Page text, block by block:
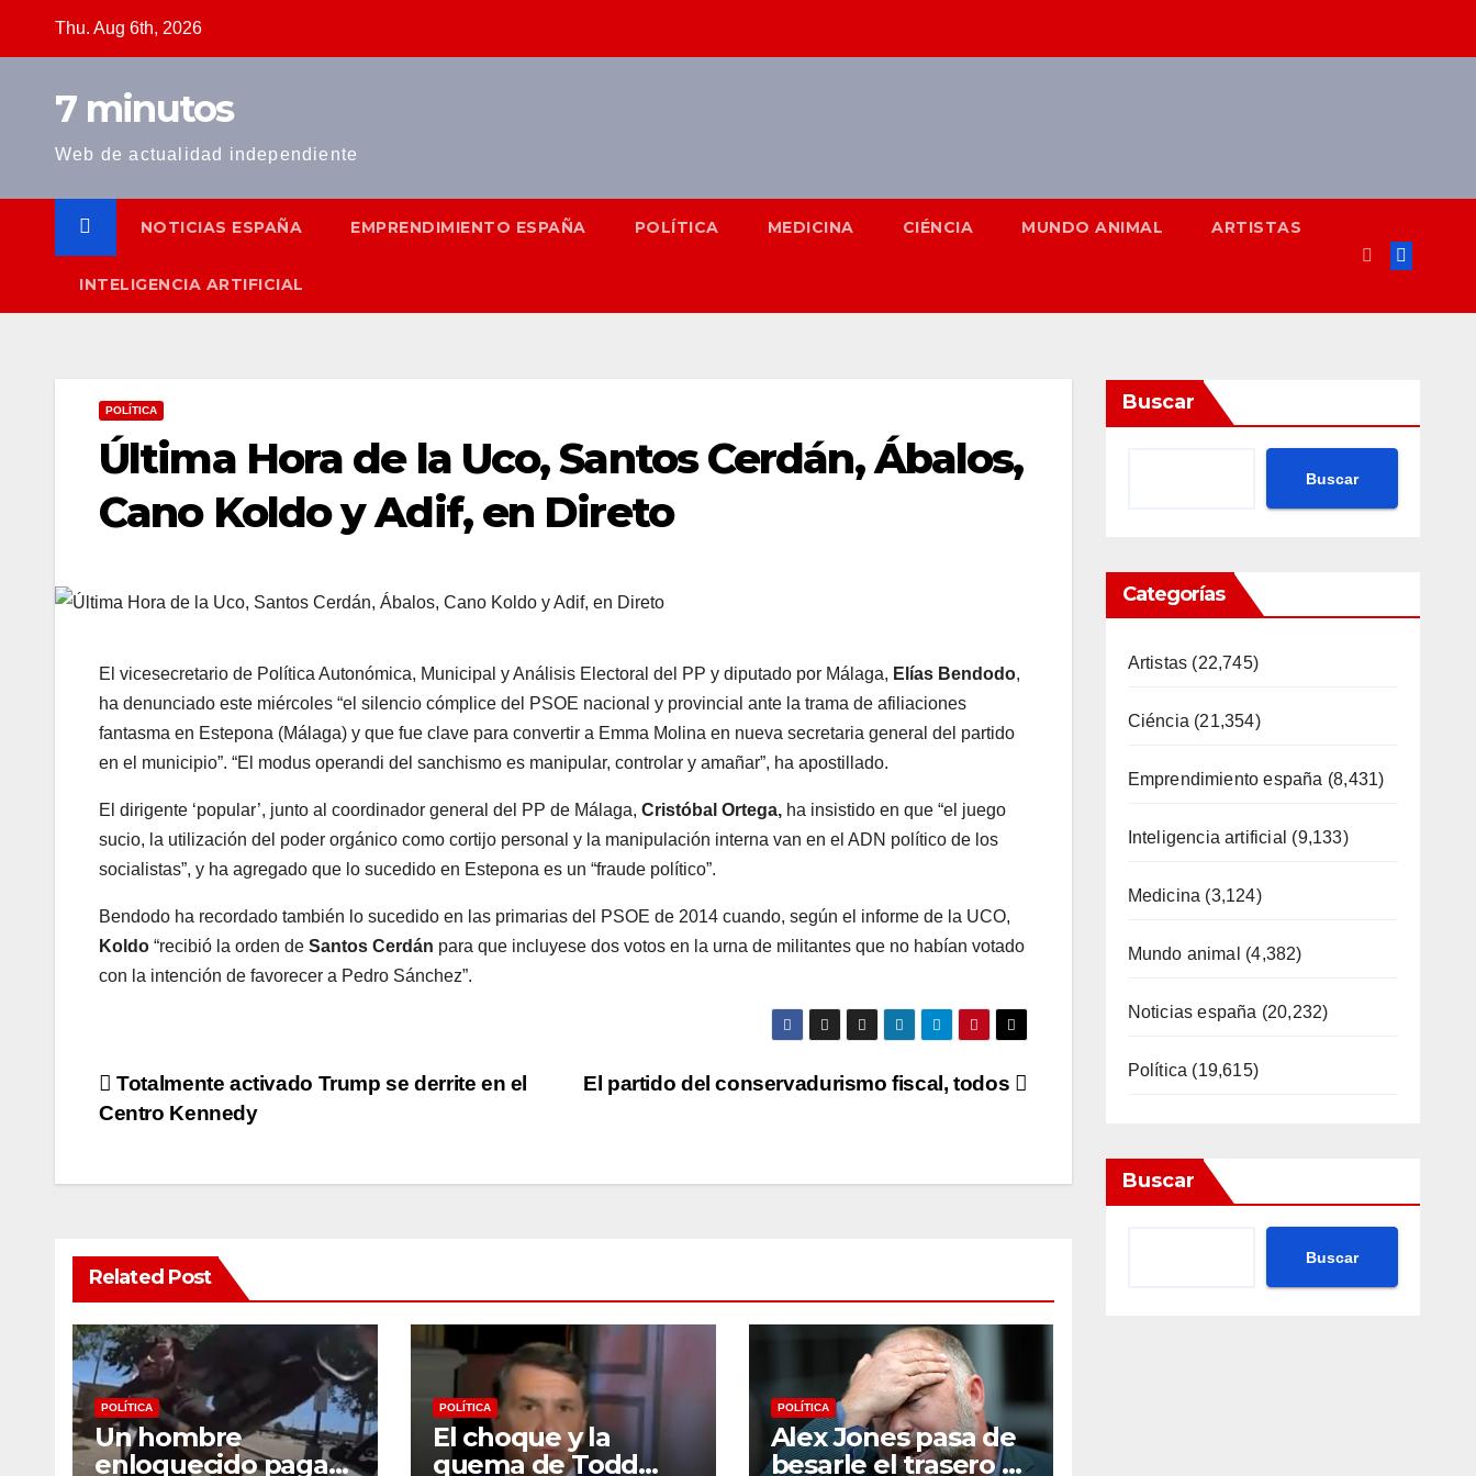
Thu. Aug 6th, 2026
7 minutos
Web de actualidad independiente
NOTICIAS ESPAÑA EMPRENDIMIENTO ESPAÑA POLÍTICA MEDICINA CIÉNCIA MUNDO ANIMAL ARTISTAS
INTELIGENCIA ARTIFICIAL
POLÍTICA
Última Hora de la Uco, Santos Cerdán, Ábalos,
Cano Koldo y Adif, en Direto
El vicesecretario de Política Autonómica, Municipal y Análisis Electoral del PP y diputado por Málaga, Elías Bendodo,
ha denunciado este miércoles “el silencio cómplice del PSOE nacional y provincial ante la trama de afiliaciones
fantasma en Estepona (Málaga) y que fue clave para convertir a Emma Molina en nueva secretaria general del partido
en el municipio”. “El modus operandi del sanchismo es manipular, controlar y amañar”, ha apostillado.
El dirigente ‘popular’, junto al coordinador general del PP de Málaga, Cristóbal Ortega, ha insistido en que “el juego
sucio, la utilización del poder orgánico como cortijo personal y la manipulación interna van en el ADN político de los
socialistas”, y ha agregado que lo sucedido en Estepona es un “fraude político”.
Bendodo ha recordado también lo sucedido en las primarias del PSOE de 2014 cuando, según el informe de la UCO,
Koldo “recibió la orden de Santos Cerdán para que incluyese dos votos en la urna de militantes que no habían votado
con la intención de favorecer a Pedro Sánchez”.
Post
navigation
El partido del conservadurismo fiscal, todos
Totalmente activado Trump se derrite en el
Centro Kennedy
Related Post
POLÍTICA
Un hombre
enloquecido paga
POLÍTICA
El choque y la
quema de Todd
POLÍTICA
Alex Jones pasa de
besarle el trasero a
Buscar
Buscar
Categorías
Artistas (22,745)
Ciéncia (21,354)
Emprendimiento españa (8,431)
Inteligencia artificial (9,133)
Medicina (3,124)
Mundo animal (4,382)
Noticias españa (20,232)
Política (19,615)
Buscar
Buscar